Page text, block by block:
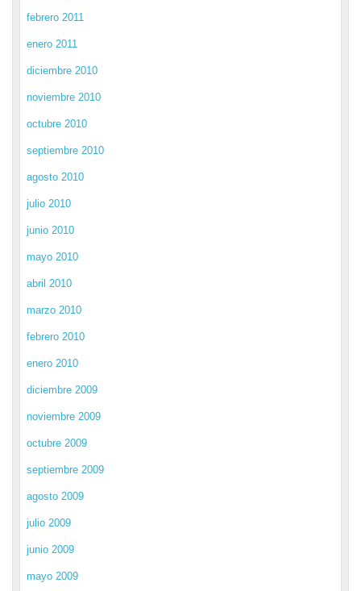
febrero 2011
enero 2011
diciembre 2010
noviembre 2010
octubre 2010
septiembre 2010
agosto 2010
julio 2010
junio 2010
mayo 2010
abril 2010
marzo 2010
febrero 2010
enero 2010
diciembre 2009
noviembre 2009
octubre 2009
septiembre 2009
agosto 2009
julio 2009
junio 2009
mayo 2009